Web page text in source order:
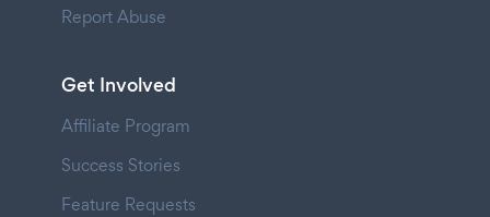
Report Abuse
Get Involved
Affiliate Program
Success Stories
Feature Requests